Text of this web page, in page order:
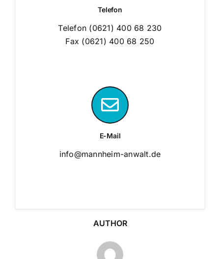
Telefon
Telefon (0621) 400 68 230
Fax (0621) 400 68 250
E-Mail
info@mannheim-anwalt.de
AUTHOR